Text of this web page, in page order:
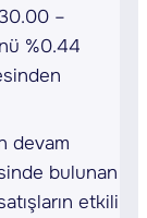
–
%0.44
devam
bulunan
etkili